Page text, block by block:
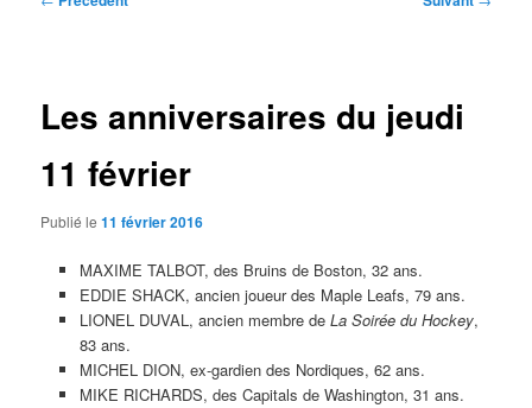
Les anniversaires du jeudi
11 février
Publié le11 février 2016
MAXIME TALBOT, des Bruins de Boston, 32 ans.
EDDIE SHACK, ancien joueur des Maple Leafs, 79 ans.
LIONEL DUVAL, ancien membre de La Soirée du Hockey,
83 ans.
MICHEL DION, ex-gardien des Nordiques, 62 ans.
MIKE RICHARDS, des Capitals de Washington, 31 ans.